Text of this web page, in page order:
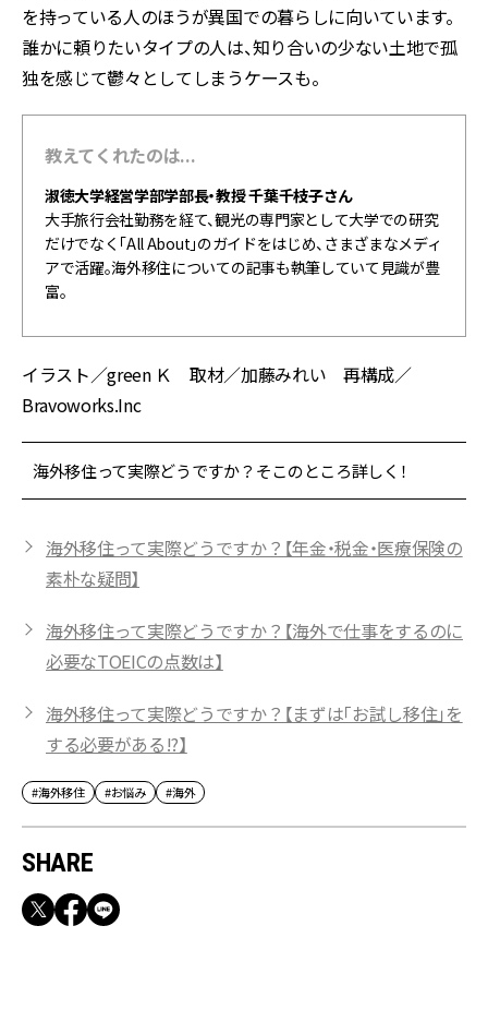
を持っている人のほうが異国での暮らしに向いています。
誰かに頼りたいタイプの人は、知り合いの少ない土地で孤
独を感じて鬱々としてしまうケースも。
教えてくれたのは...
淑徳大学経営学部学部長・教授 千葉千枝子さん
大手旅行会社勤務を経て、観光の専門家として大学での研究
だけでなく「All About」のガイドをはじめ、さまざまなメディ
アで活躍。海外移住についての記事も執筆していて見識が豊
富。
イラスト／green Ｋ 取材／加藤みれい 再構成／
Bravoworks.Inc
海外移住って実際どうですか？そこのところ詳しく！
海外移住って実際どうですか？【年金・税金・医療保険の
素朴な疑問】
海外移住って実際どうですか？【海外で仕事をするのに
必要なTOEICの点数は】
海外移住って実際どうですか？【まずは「お試し移住」を
する必要がある!?】
#海外移住 #お悩み #海外
SHARE